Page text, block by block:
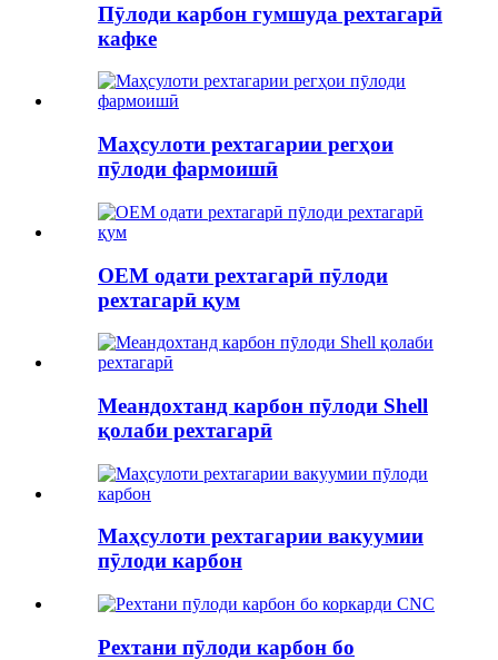
Пӯлоди карбон гумшуда рехтагарӣ
кафке
Маҳсулоти рехтагарии регҳои
пӯлоди фармоишӣ
OEM одати рехтагарӣ пӯлоди
рехтагарӣ қум
Меандохтанд карбон пӯлоди Shell
қолаби рехтагарӣ
Маҳсулоти рехтагарии вакуумии
пӯлоди карбон
Рехтани пӯлоди карбон бо